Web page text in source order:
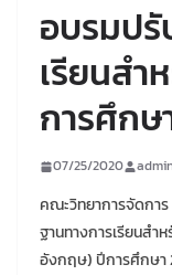
อบรมป
เรียนสำ
การศึกษ
07/25/2020
คณะวิทยาการจัดกา
ฐานทางการเรียนส
อังกฤษ) ปีการศึกษา